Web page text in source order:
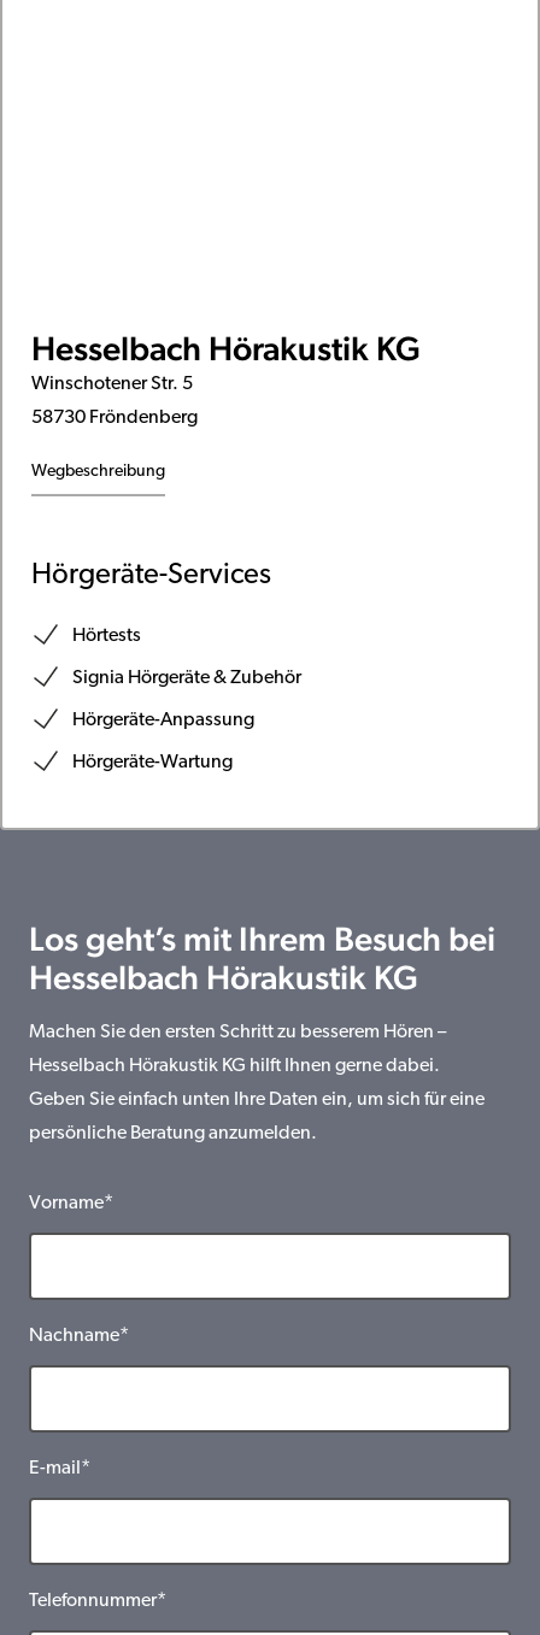
Hesselbach Hörakustik KG
Winschotener Str. 5
58730 Fröndenberg
Wegbeschreibung
Hörgeräte-Services
Hörtests
Signia Hörgeräte & Zubehör
Hörgeräte-Anpassung
Hörgeräte-Wartung
Los geht’s mit Ihrem Besuch bei
Hesselbach Hörakustik KG
Machen Sie den ersten Schritt zu besserem Hören –
Hesselbach Hörakustik KG hilft Ihnen gerne dabei.
Geben Sie einfach unten Ihre Daten ein, um sich für eine
persönliche Beratung anzumelden.
Vorname*
Nachname*
E-mail*
Telefonnummer*